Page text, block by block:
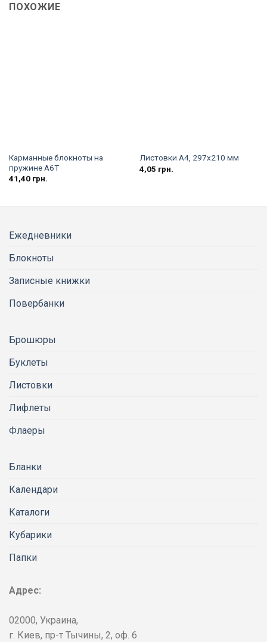
ПОХОЖИЕ
Карманные блокноты на
пружине А6Т
41,40 грн.
Листовки А4, 297х210 мм
4,05 грн.
Ежедневники
Блокноты
Записные книжки
Повербанки
Брошюры
Буклеты
Листовки
Лифлеты
Флаеры
Бланки
Календари
Каталоги
Кубарики
Папки
Адрес:
02000, Украина,
г. Киев, пр-т Тычины, 2, оф. 6